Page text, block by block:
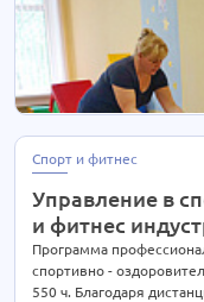
быть экстерном
телефону на сайте или
Спорт и фитнес
Управление в
и фитнес
Программа
спортивно -
550 ч. Благодаря